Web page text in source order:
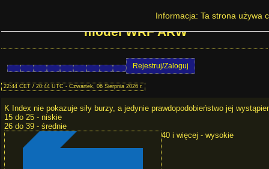
Prognoza pogody w Polsce - K Index -
model WRF ARW
Rejestruj/Zaloguj
22:44 CET / 20:44 UTC - Czwartek, 06 Sierpnia 2026 r.
K Index nie pokazuje siły burzy, a jedynie prawdopodobieństwo jej
15 do 25 - niskie
26 do 39 - średnie
40 i więcej - wysokie
Informacja: Ta strona używa